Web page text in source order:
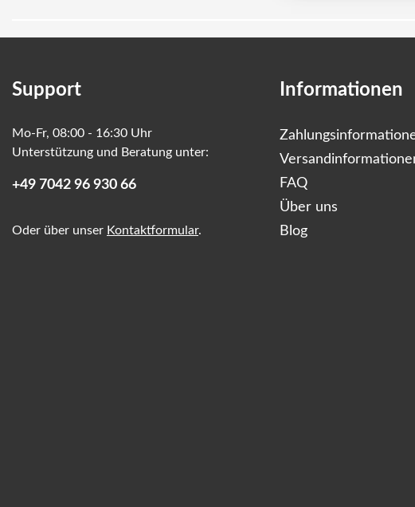
Support
Mo-Fr, 08:00 - 16:30 Uhr
Unterstützung und Beratung unter:
+49 7042 96 930 66
Oder über unser Kontaktformular.
Informationen
FAQ
Über uns
Blog